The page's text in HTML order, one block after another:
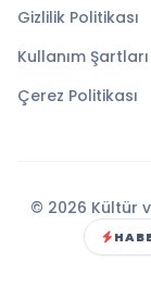
Gizlilik Politikası
Kullanım Şartları
Çerez Politikası
© 2026 Kültür